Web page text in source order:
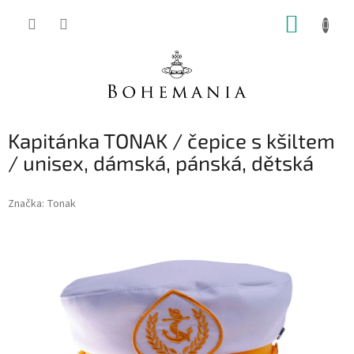
Kapitánka TONAK / čepice s kšiltem
/ unisex, dámská, pánská, dětská
Značka: Tonak